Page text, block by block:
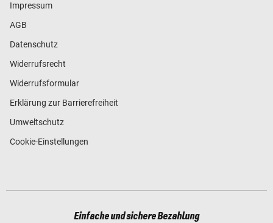
Impressum
AGB
Datenschutz
Widerrufsrecht
Widerrufsformular
Erklärung zur Barrierefreiheit
Umweltschutz
Cookie-Einstellungen
Einfache und sichere Bezahlung